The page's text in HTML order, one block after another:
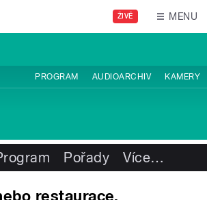
ŽIVĚ MENU
PROGRAM AUDIOARCHIV KAMERY
Pořady Více…
restaurace.